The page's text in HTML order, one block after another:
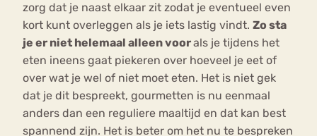
zorg dat je naast elkaar zit zodat je eventueel even
kort kunt overleggen als je iets lastig vindt. Zo sta
je er niet helemaal alleen voorals je tijdens het
eten ineens gaat piekeren over hoeveel je eet of
over wat je wel of niet moet eten. Het is niet gek
dat je dit bespreekt, gourmetten is nu eenmaal
anders dan een reguliere maaltijd en dat kan best
spannend zijn. Het is beter om het nu te bespreken